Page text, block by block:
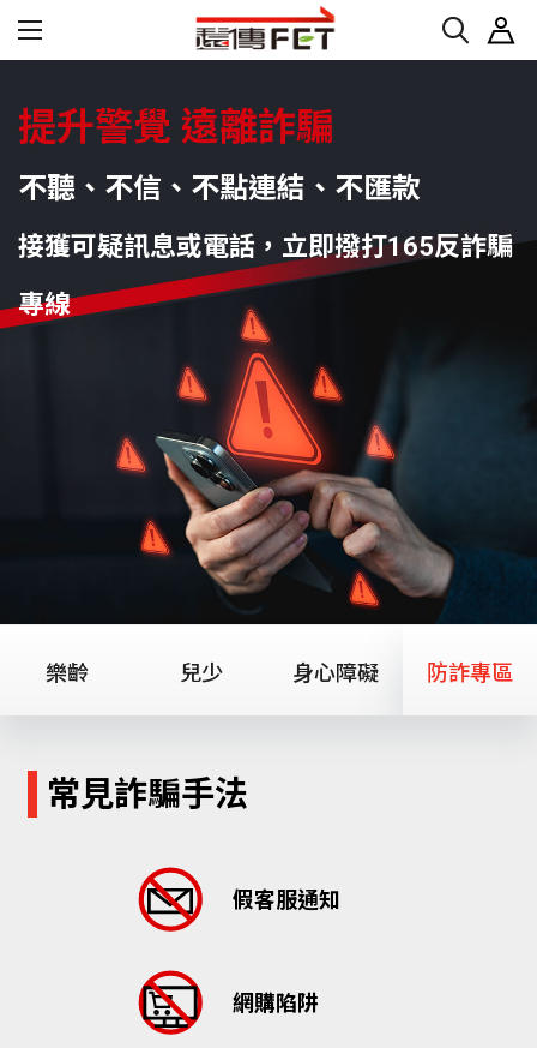
提升警覺 遠離詐騙
不聽、不信、不點連結、不匯款
接獲可疑訊息或電話，立即撥打165反詐騙
專線
樂齡 兒少 身心障礙 防詐專區
常見詐騙手法
假客服通知
網購陷阱